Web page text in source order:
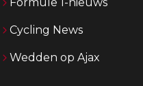
Cycling News
Wedden op Ajax